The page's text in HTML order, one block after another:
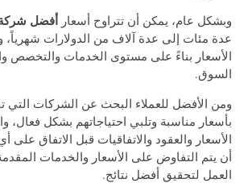
وبشكل عام، يمكن أن تتراوح أسعار أفضل
عدة مئات إلى عدة آلاف من الدولارات
الأسعار بناءً على مستوى الخدمات والتخصص
السوق.
ومن الأفضل للعملاء البحث عن الشركات
بأسعار مناسبة وتلبي احتياجاتهم بشكل فعال،
الأسعار والعقود والاتفاقيات قبل الاتفاق
أن يتم التفاوض على الأسعار والخدمات
العمل لتحقيق أفضل نتائج.